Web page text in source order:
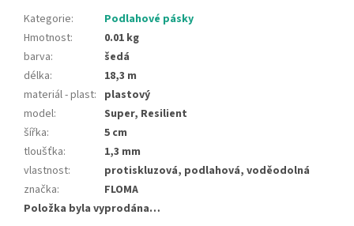
Kategorie:
Podlahové pásky
Hmotnost:
0.01 kg
barva:
šedá
délka:
18,3 m
materiál - plast: plastový
model:
Super, Resilient
šířka:
5 cm
tloušťka:
1,3 mm
vlastnost:
protiskluzová, podlahová, voděodolná
značka:
FLOMA
Položka byla vyprodána…